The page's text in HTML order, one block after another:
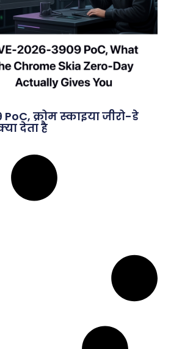
क्रोम स्काइया जीरो-डे
देता है